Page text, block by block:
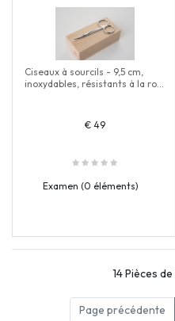
Ciseaux à sourcils - 9,5 cm,
inoxydables, résistants à la ro...
€ 49
Examen (0 éléments)
14 Pièces
Page précédente